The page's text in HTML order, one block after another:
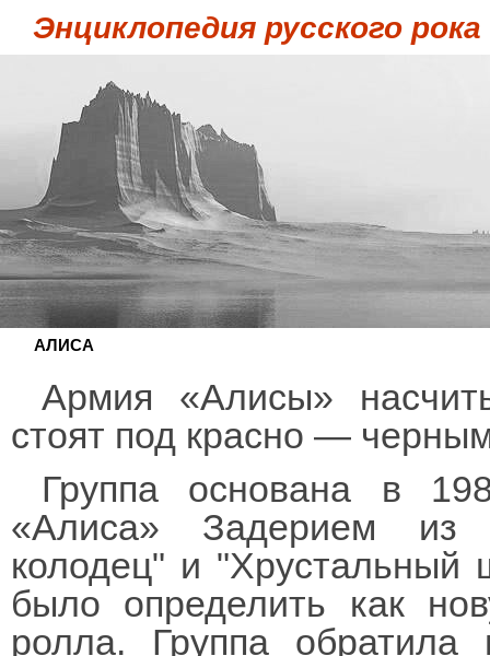
Энциклопедия русского рока
АЛИСА
Армия «Алисы»
стоят под красно —
Группа основана в
«Алиса» Задерием из
колодец" и "Хрустальный
было определить как
ролла. Группа